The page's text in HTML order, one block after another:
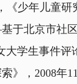
少年儿童研究
京市社区
生事件评论
，2008年11